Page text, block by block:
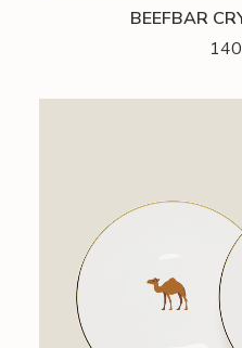
AJOUTER AU PANIER
BEEFBAR